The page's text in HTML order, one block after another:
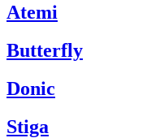
Atemi
Butterfly
Donic
Stiga